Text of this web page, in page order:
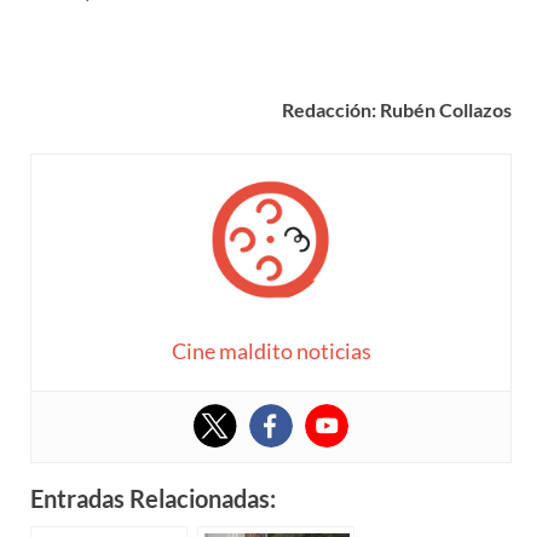
Redacción: Rubén Collazos
Cine maldito noticias
Entradas Relacionadas: